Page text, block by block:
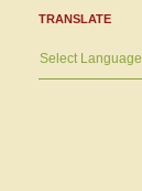
TRANSLATE
Select Language